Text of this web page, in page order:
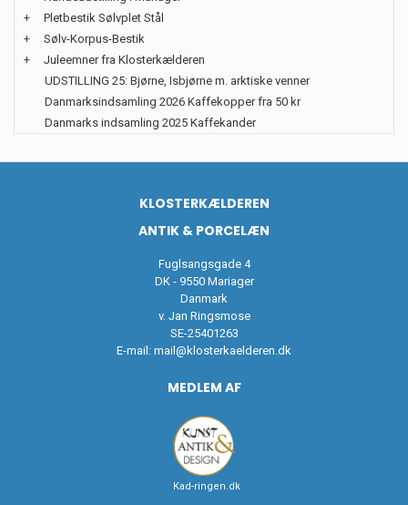
+
Pletbestik Sølvplet Stål
+
Sølv-Korpus-Bestik
+
Juleemner fra Klosterkælderen
UDSTILLING 25: Bjørne, Isbjørne m. arktiske venner
Danmarksindsamling 2026 Kaffekopper fra 50 kr
Danmarks indsamling 2025 Kaffekander
KLOSTERKÆLDEREN
ANTIK & PORCELÆN
Fuglsangsgade 4
DK - 9550 Mariager
Danmark
v. Jan Ringsmose
SE-25401263
E-mail: mail@klosterkaelderen.dk
MEDLEM AF
Kad-ringen.dk